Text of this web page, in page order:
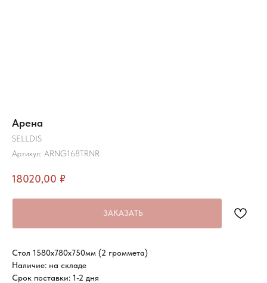
Арена
SELLDIS
Артикул: ARNG168TRNR
18020,00 ₽
ЗАКАЗАТЬ
Стол 1580х780х750мм (2 громмета)
Наличие: на складе
Срок поставки: 1-2 дня